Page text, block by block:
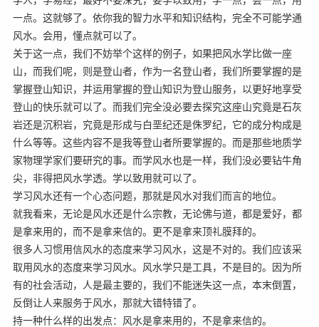
一点。这就够了。依你我的智力水平和知识结构，完全不可能学通
风水。会用，懂点就可以了。
关于这一点，我们不妨举个这样的例子，如果把风水学比做一座
山，而我们呢，则是登山者，作为一名登山者，我们所要掌握的是
掌握登山知识，并运用掌握的登山知识为登山服务，以更好地享受
登山的快乐就可以了。而我们完全没必要去探究这座山究竟是石灰
岩还是沉积岩，究竟是形成与白垩纪还是侏罗纪，它的成分构成是
什么等等。这些内容不是我等登山者所要掌握的。而是那些地质学
家物理学家们要研究的事。而学风水也是一样，我们没必要钻牛角
尖，非得把风水学透。学以致用就可以了。
学习风水还有一个心态问题，那就是风水对我们而言的地位。
就我看来，无论是风水还是什么宗教，无论佛与道，都是爱好，都
是拿来用的，而不是拿来信的。更不是拿来顶礼膜拜的。
很多人习惯用信风水的态度来学习风水，这是不对的。我们应该采
取用风水的态度来学习风水。风水学只是工具，不是目的。因为所
有的社会活动，人是最主要的，我们不能迷失这一点，本末倒置，
反倒让人来服务于风水，那就大错特错了。
持一种什么样的出发点：风水是拿来用的，不是拿来信的。